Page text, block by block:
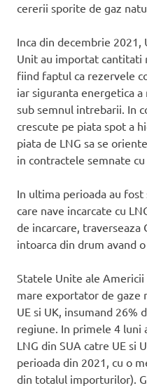
cererii sporite de gaz
Inca din decembrie 2021,
Unit au importat cantitati
fiind faptul ca rezervele
iar siguranta energetica
sub semnul intrebarii. In
crescute pe piata spot a
piata de LNG sa se
in contractele semnate cu
In ultima perioada au
care nave incarcate cu
de incarcare, traverseaza
intoarca din drum avand
Statele Unite ale
mare exportator de gaze
UE si UK, insumand
regiune. In primele 4 luni
LNG din SUA catre UE si
perioada din 2021, cu o
din totalul importurilor).